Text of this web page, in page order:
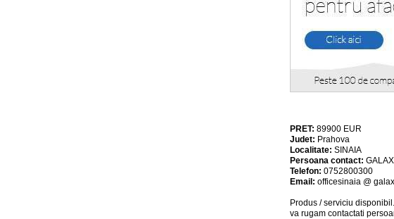
PRET: 89900 EUR
Judet: Prahova
Localitate: SINAIA
Persoana contact:
Telefon: 0752800300
Email: officesinaia @
Produs / serviciu disponibil
va rugam contactati